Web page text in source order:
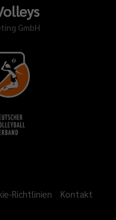
GmbH
Richtlinien Kontakt